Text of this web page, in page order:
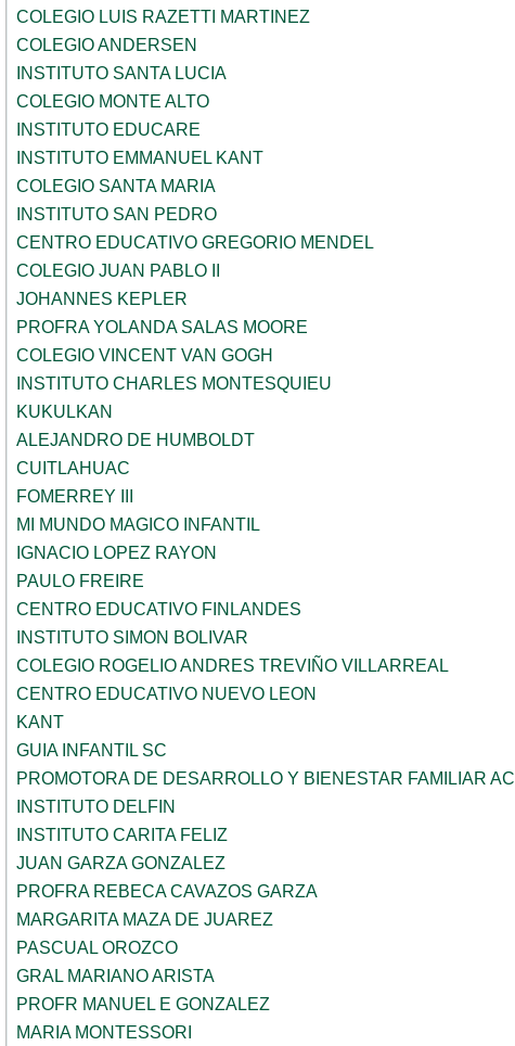
COLEGIO LUIS RAZETTI MARTINEZ
COLEGIO ANDERSEN
INSTITUTO SANTA LUCIA
COLEGIO MONTE ALTO
INSTITUTO EDUCARE
INSTITUTO EMMANUEL KANT
COLEGIO SANTA MARIA
INSTITUTO SAN PEDRO
CENTRO EDUCATIVO GREGORIO MENDEL
COLEGIO JUAN PABLO II
JOHANNES KEPLER
PROFRA YOLANDA SALAS MOORE
COLEGIO VINCENT VAN GOGH
INSTITUTO CHARLES MONTESQUIEU
KUKULKAN
ALEJANDRO DE HUMBOLDT
CUITLAHUAC
FOMERREY III
MI MUNDO MAGICO INFANTIL
IGNACIO LOPEZ RAYON
PAULO FREIRE
CENTRO EDUCATIVO FINLANDES
INSTITUTO SIMON BOLIVAR
COLEGIO ROGELIO ANDRES TREVIÑO VILLARREAL
CENTRO EDUCATIVO NUEVO LEON
KANT
GUIA INFANTIL SC
PROMOTORA DE DESARROLLO Y BIENESTAR FAMILIAR AC
INSTITUTO DELFIN
INSTITUTO CARITA FELIZ
JUAN GARZA GONZALEZ
PROFRA REBECA CAVAZOS GARZA
MARGARITA MAZA DE JUAREZ
PASCUAL OROZCO
GRAL MARIANO ARISTA
PROFR MANUEL E GONZALEZ
MARIA MONTESSORI